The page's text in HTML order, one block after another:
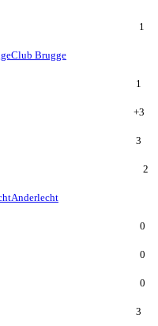
1
Club Brugge
1
+3
3
2
Anderlecht
0
0
0
3